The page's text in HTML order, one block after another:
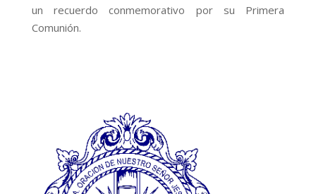
un recuerdo conmemorativo por su Primera
Comunión.